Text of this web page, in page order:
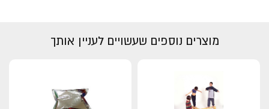
מוצרים נוספים שעשויים לעניין אותך